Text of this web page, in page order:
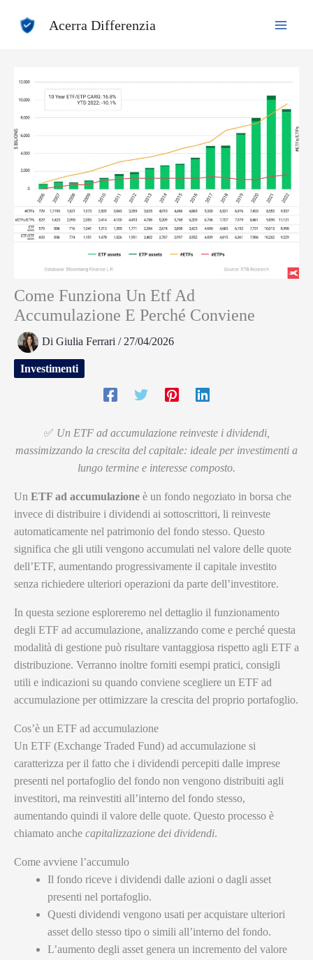
Acerra Differenzia
Come Funziona Un Etf Ad
Accumulazione E Perché Conviene
Di Giulia Ferrari / 27/04/2026
Investimenti
✅ Un ETF ad accumulazione reinveste i dividendi,
massimizzando la crescita del capitale: ideale per investimenti a
lungo termine e interesse composto.
Un ETF ad accumulazione è un fondo negoziato in borsa che
invece di distribuire i dividendi ai sottoscrittori, li reinveste
automaticamente nel patrimonio del fondo stesso. Questo
significa che gli utili vengono accumulati nel valore delle quote
dell’ETF, aumentando progressivamente il capitale investito
senza richiedere ulteriori operazioni da parte dell’investitore.
In questa sezione esploreremo nel dettaglio il funzionamento
degli ETF ad accumulazione, analizzando come e perché questa
modalità di gestione può risultare vantaggiosa rispetto agli ETF a
distribuzione. Verranno inoltre forniti esempi pratici, consigli
utili e indicazioni su quando conviene scegliere un ETF ad
accumulazione per ottimizzare la crescita del proprio portafoglio.
Cos’è un ETF ad accumulazione
Un ETF (Exchange Traded Fund) ad accumulazione si
caratterizza per il fatto che i dividendi percepiti dalle imprese
presenti nel portafoglio del fondo non vengono distribuiti agli
investitori, ma reinvestiti all’interno del fondo stesso,
aumentando quindi il valore delle quote. Questo processo è
chiamato anche capitalizzazione dei dividendi.
Come avviene l’accumulo
Il fondo riceve i dividendi dalle azioni o dagli asset
presenti nel portafoglio.
Questi dividendi vengono usati per acquistare ulteriori
asset dello stesso tipo o simili all’interno del fondo.
L’aumento degli asset genera un incremento del valore